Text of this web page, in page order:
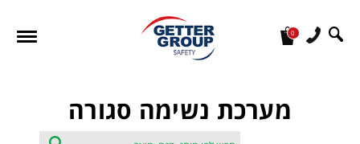
0
מערכת נשימה סגורה